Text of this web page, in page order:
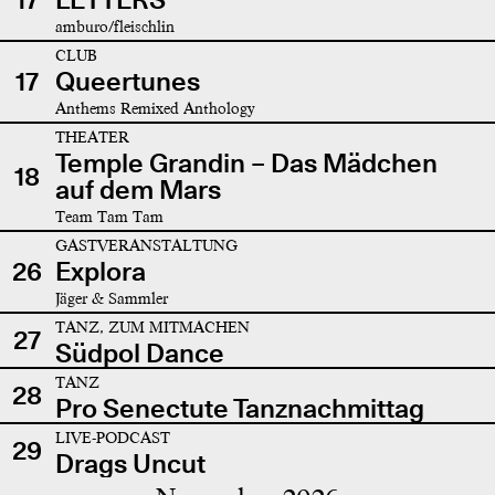
amburo/fleischlin
17
CLUB
Queertunes
Anthems Remixed Anthology
18
THEATER
Temple Grandin – Das Mädchen
auf dem Mars
Team Tam Tam
26
GASTVERANSTALTUNG
Explora
Jäger & Sammler
27 TANZ, ZUM MITMACHEN
Südpol Dance
28
TANZ
Pro Senectute Tanznachmittag
29
LIVE-PODCAST
Drags Uncut